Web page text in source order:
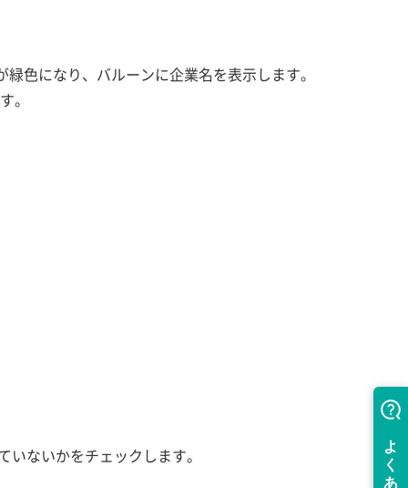
色になり、バルーンに企業名を表示します。
。
ないかをチェックします。